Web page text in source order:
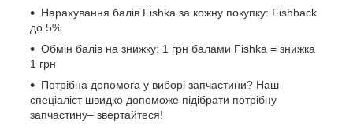
Нарахування балів Fishka за кожну покупку: Fishback
до 5%
Обмін балів на знижку: 1 грн балами Fishka = знижка
1 грн
Потрібна допомога у виборі запчастини? Наш
спеціаліст швидко допоможе підібрати потрібну
запчастину– звертайтеся!